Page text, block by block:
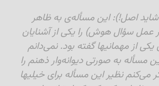
اصل!):این مسأله‌ی به ظاهر
عمل سؤال هوش) را یکی از آشنایان
یکی از مهمانیها گفته بود. نمی‌دانم
مسأله به صورتی دیوانه‌وار ذهنم را
می‌کنم نظیر این مسأله برای خیلیها